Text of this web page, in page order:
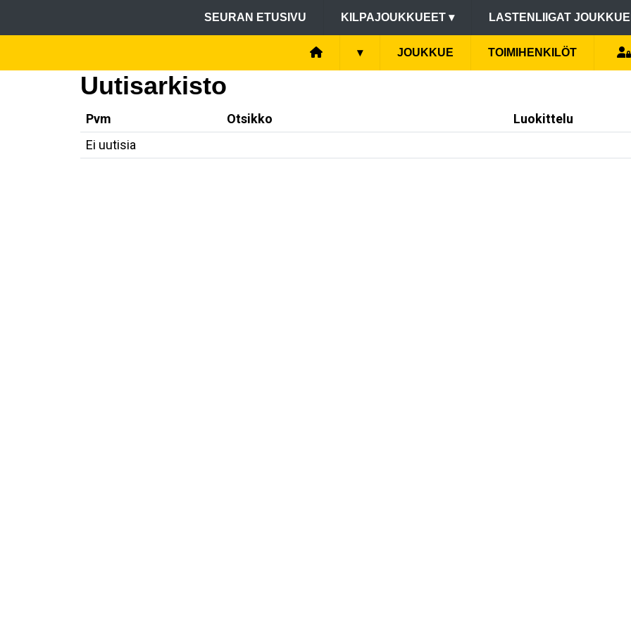
SEURAN ETUSIVU KILPAJOUKKUEET ▾ LASTENLIIGAT
▾ JOUKKUE TOIMIHENKILÖT
Uutisarkisto
Pvm Otsikko
Luokittelu
Ei uutisia